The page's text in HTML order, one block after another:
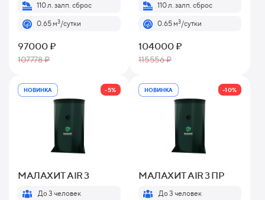
110 л. залп. сброс
0.65 м3/сутки
97000 ₽
107778 ₽
110 л. залп. сброс
0.65 м3/сутки
104000 ₽
115556 ₽
НОВИНКА -5%
МАЛАХИТ AIR 3
До 3 человек
НОВИНКА -10%
МАЛАХИТ AIR 3 ПР
До 3 человек